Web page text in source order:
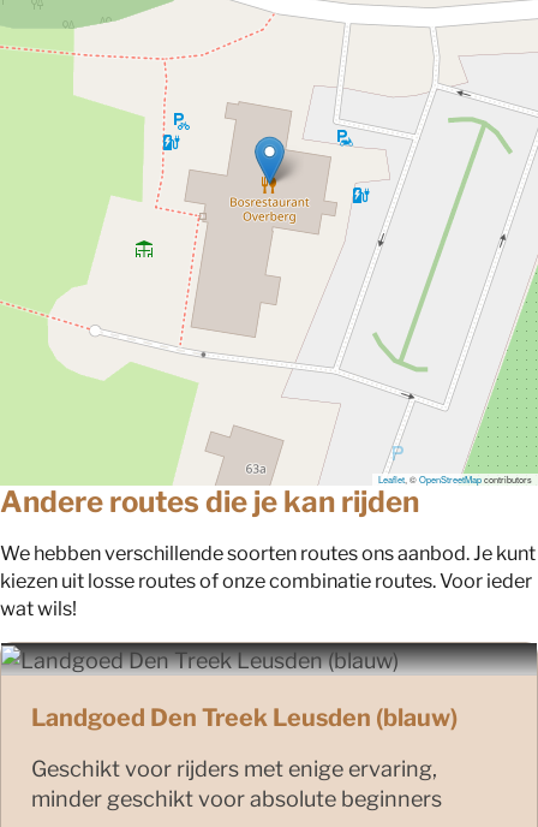
Leaflet, ©OpenStreetMapcontributors
Andere routes die je kan rijden
We hebben verschillende soorten routes ons aanbod. Je kunt
kiezen uit losse routes of onze combinatie routes. Voor ieder
wat wils!
Landgoed Den Treek Leusden (blauw)
Geschikt voor rijders met enige ervaring,
minder geschikt voor absolute beginners